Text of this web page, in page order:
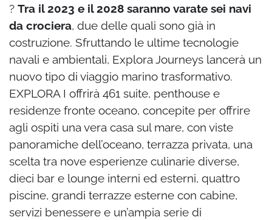
? Tra il 2023 e il 2028 saranno varate sei navi
da crociera, due delle quali sono già in
costruzione. Sfruttando le ultime tecnologie
navali e ambientali, Explora Journeys lancerà un
nuovo tipo di viaggio marino trasformativo.
EXPLORA I offrirà 461 suite, penthouse e
residenze fronte oceano, concepite per offrire
agli ospiti una vera casa sul mare, con viste
panoramiche dell’oceano, terrazza privata, una
scelta tra nove esperienze culinarie diverse,
dieci bar e lounge interni ed esterni, quattro
piscine, grandi terrazze esterne con cabine,
servizi benessere e un’ampia serie di